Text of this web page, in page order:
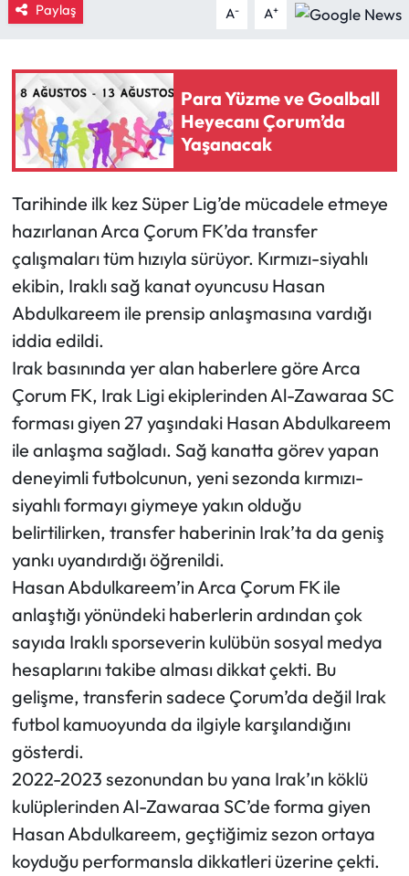
Paylaş A- A+
Para Yüzme ve Goalball
Heyecanı Çorum’da
Yaşanacak
Tarihinde ilk kez Süper Lig’de mücadele etmeye
hazırlanan Arca Çorum FK’da transfer
çalışmaları tüm hızıyla sürüyor. Kırmızı-siyahlı
ekibin, Iraklı sağ kanat oyuncusu Hasan
Abdulkareem ile prensip anlaşmasına vardığı
iddia edildi.
Irak basınında yer alan haberlere göre Arca
Çorum FK, Irak Ligi ekiplerinden Al-Zawaraa SC
forması giyen 27 yaşındaki Hasan Abdulkareem
ile anlaşma sağladı. Sağ kanatta görev yapan
deneyimli futbolcunun, yeni sezonda kırmızı-
siyahlı formayı giymeye yakın olduğu
belirtilirken, transfer haberinin Irak’ta da geniş
yankı uyandırdığı öğrenildi.
Hasan Abdulkareem’in Arca Çorum FK ile
anlaştığı yönündeki haberlerin ardından çok
sayıda Iraklı sporseverin kulübün sosyal medya
hesaplarını takibe alması dikkat çekti. Bu
gelişme, transferin sadece Çorum’da değil Irak
futbol kamuoyunda da ilgiyle karşılandığını
gösterdi.
2022-2023 sezonundan bu yana Irak’ın köklü
kulüplerinden Al-Zawaraa SC’de forma giyen
Hasan Abdulkareem, geçtiğimiz sezon ortaya
koyduğu performansla dikkatleri üzerine çekti.
Kimdir?
Kültür Sanat
Laçin Haberleri
Magazin
Mecitözü Haberleri
Oğuzlar Haberleri
Ortaköy Haberleri
Osmancık Haberleri
Otomotiv
Resmi İlan
Resmi Reklam
Sağlık
Siyaset
Spor
Sungurlu Haberleri
Turizm
Uğurludağ Haberleri
Yaşam
Yayla Haber